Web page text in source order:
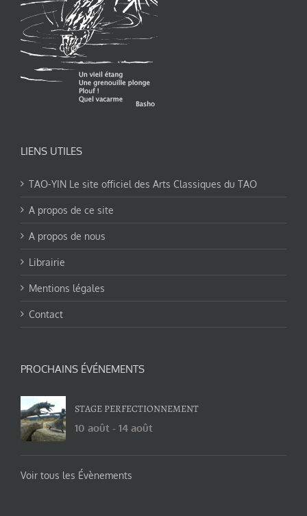
LIENS UTILES
TAO-YIN Le site officiel des Arts Classiques du TAO
A propos de ce site
A propos de nous
Librairie
Mentions légales
Contact
PROCHAINS ÉVÉNEMENTS
STAGE PERFECTIONNEMENT
10 août - 14 août
Voir tous les Évènements